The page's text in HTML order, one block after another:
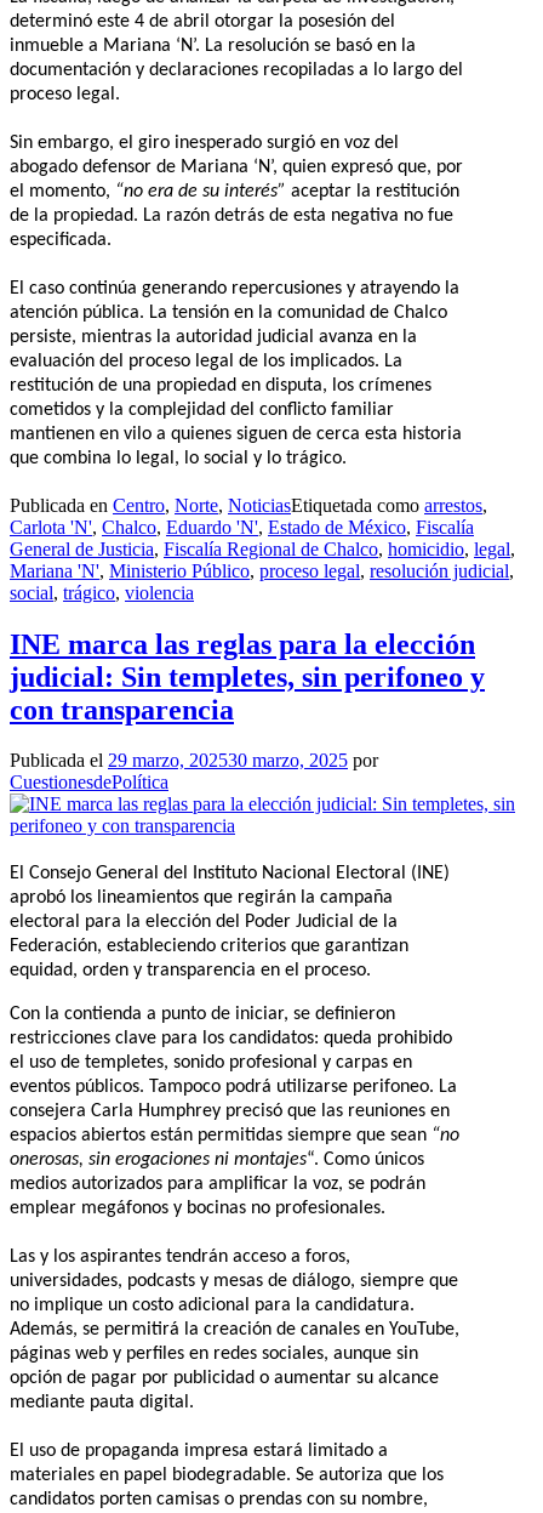
determinó este 4 de abril otorgar la posesión del
inmueble a Mariana ‘N’. La resolución se basó en la
documentación y declaraciones recopiladas a lo largo del
proceso legal.
Sin embargo, el giro inesperado surgió en voz del
abogado defensor de Mariana ‘N’, quien expresó que, por
el momento, “no era de su interés” aceptar la restitución
de la propiedad. La razón detrás de esta negativa no fue
especificada.
El caso continúa generando repercusiones y atrayendo la
atención pública. La tensión en la comunidad de Chalco
persiste, mientras la autoridad judicial avanza en la
evaluación del proceso legal de los implicados. La
restitución de una propiedad en disputa, los crímenes
cometidos y la complejidad del conflicto familiar
mantienen en vilo a quienes siguen de cerca esta historia
que combina lo legal, lo social y lo trágico.
Publicada en Centro, Norte, NoticiasEtiquetada como arrestos,
Carlota 'N', Chalco, Eduardo 'N', Estado de México, Fiscalía
General de Justicia, Fiscalía Regional de Chalco, homicidio, legal,
Mariana 'N', Ministerio Público, proceso legal, resolución judicial,
social, trágico, violencia
INE marca las reglas para la elección
judicial: Sin templetes, sin perifoneo y
con transparencia
Publicada el 29 marzo, 202530 marzo, 2025 por
CuestionesdePolítica
El Consejo General del Instituto Nacional Electoral (INE)
aprobó los lineamientos que regirán la campaña
electoral para la elección del Poder Judicial de la
Federación, estableciendo criterios que garantizan
equidad, orden y transparencia en el proceso.
Con la contienda a punto de iniciar, se definieron
restricciones clave para los candidatos: queda prohibido
el uso de templetes, sonido profesional y carpas en
eventos públicos. Tampoco podrá utilizarse perifoneo. La
consejera Carla Humphrey precisó que las reuniones en
espacios abiertos están permitidas siempre que sean “no
onerosas, sin erogaciones ni montajes“. Como únicos
medios autorizados para amplificar la voz, se podrán
emplear megáfonos y bocinas no profesionales.
Las y los aspirantes tendrán acceso a foros,
universidades, podcasts y mesas de diálogo, siempre que
no implique un costo adicional para la candidatura.
Además, se permitirá la creación de canales en YouTube,
páginas web y perfiles en redes sociales, aunque sin
opción de pagar por publicidad o aumentar su alcance
mediante pauta digital.
El uso de propaganda impresa estará limitado a
materiales en papel biodegradable. Se autoriza que los
candidatos porten camisas o prendas con su nombre,